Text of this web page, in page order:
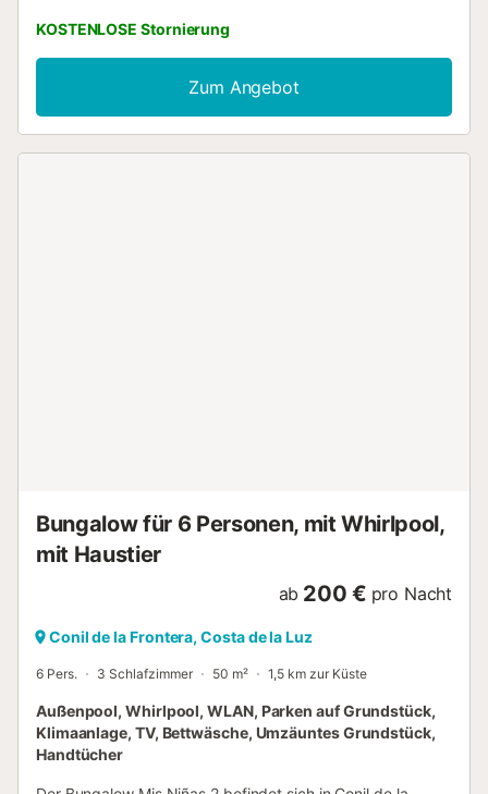
Klimaanlage im Wohnzimmer (kühlt auch das
Schlafzimmer), Heizung im Winter, Fernseher,
Waschmaschine und ein eigener Arbeitsplatz stehen Ihnen
zur Verfügung. Für Familien mit Kindern sind Kinderbett
und Hochstuhl vorhanden. Im Außenbereich genießen Sie
KOSTENLOSE Stornierung
Zum Angebot
Bungalow für 6 Personen, mit Whirlpool,
mit Haustier
ab 200 € pro Nacht
Conil de la Frontera, Costa de la Luz
6 Pers. 3 Schlafzimmer 50 m² 1,5 km zur Küste
Außenpool, Whirlpool, WLAN, Parken auf Grundstück,
Klimaanlage, TV, Bettwäsche, Umzäuntes Grundstück,
Handtücher